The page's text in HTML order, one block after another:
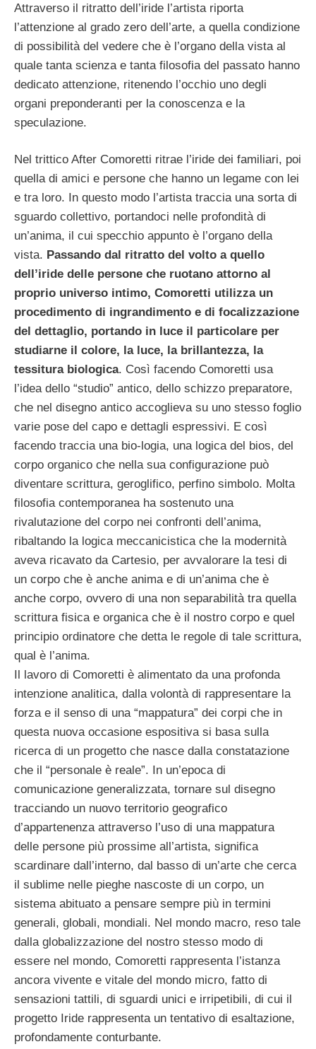
Attraverso il ritratto dell’iride l’artista riporta
l’attenzione al grado zero dell’arte, a quella condizione
di possibilità del vedere che è l’organo della vista al
quale tanta scienza e tanta filosofia del passato hanno
dedicato attenzione, ritenendo l’occhio uno degli
organi preponderanti per la conoscenza e la
speculazione.
Nel trittico After Comoretti ritrae l’iride dei familiari, poi
quella di amici e persone che hanno un legame con lei
e tra loro. In questo modo l’artista traccia una sorta di
sguardo collettivo, portandoci nelle profondità di
un’anima, il cui specchio appunto è l’organo della
vista. Passando dal ritratto del volto a quello
dell’iride delle persone che ruotano attorno al
proprio universo intimo, Comoretti utilizza un
procedimento di ingrandimento e di focalizzazione
del dettaglio, portando in luce il particolare per
studiarne il colore, la luce, la brillantezza, la
tessitura biologica. Così facendo Comoretti usa
l’idea dello “studio” antico, dello schizzo preparatore,
che nel disegno antico accoglieva su uno stesso foglio
varie pose del capo e dettagli espressivi. E così
facendo traccia una bio-logia, una logica del bios, del
corpo organico che nella sua configurazione può
diventare scrittura, geroglifico, perfino simbolo. Molta
filosofia contemporanea ha sostenuto una
rivalutazione del corpo nei confronti dell’anima,
ribaltando la logica meccanicistica che la modernità
aveva ricavato da Cartesio, per avvalorare la tesi di
un corpo che è anche anima e di un’anima che è
anche corpo, ovvero di una non separabilità tra quella
scrittura fisica e organica che è il nostro corpo e quel
principio ordinatore che detta le regole di tale scrittura,
qual è l’anima.
Il lavoro di Comoretti è alimentato da una profonda
intenzione analitica, dalla volontà di rappresentare la
forza e il senso di una “mappatura” dei corpi che in
questa nuova occasione espositiva si basa sulla
ricerca di un progetto che nasce dalla constatazione
che il “personale è reale”. In un’epoca di
comunicazione generalizzata, tornare sul disegno
tracciando un nuovo territorio geografico
d’appartenenza attraverso l’uso di una mappatura
delle persone più prossime all’artista, significa
scardinare dall’interno, dal basso di un’arte che cerca
il sublime nelle pieghe nascoste di un corpo, un
sistema abituato a pensare sempre più in termini
generali, globali, mondiali. Nel mondo macro, reso tale
dalla globalizzazione del nostro stesso modo di
essere nel mondo, Comoretti rappresenta l’istanza
ancora vivente e vitale del mondo micro, fatto di
sensazioni tattili, di sguardi unici e irripetibili, di cui il
progetto Iride rappresenta un tentativo di esaltazione,
profondamente conturbante.